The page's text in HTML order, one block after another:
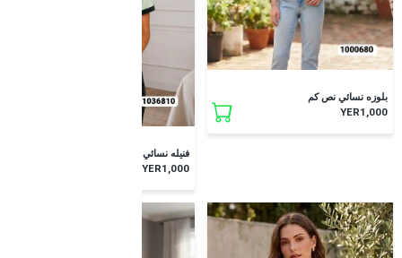
بلوزه نسائي نص كم
YER1,000
فنيله نسائي نص كم
YER1,000